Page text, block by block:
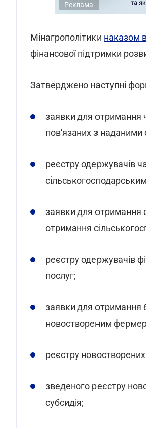
Реклама
Мінагрополітики наказом
фінансової підтримки
Затверджено наступні
заявки для отримання
пов'язаних з наданими
реєстру одержувачів
заявки для отримання
отримання
реєстру одержувачів
послуг;
заявки для отримання
новоствореним
реєстру
зведеного реєстру
субсидія;